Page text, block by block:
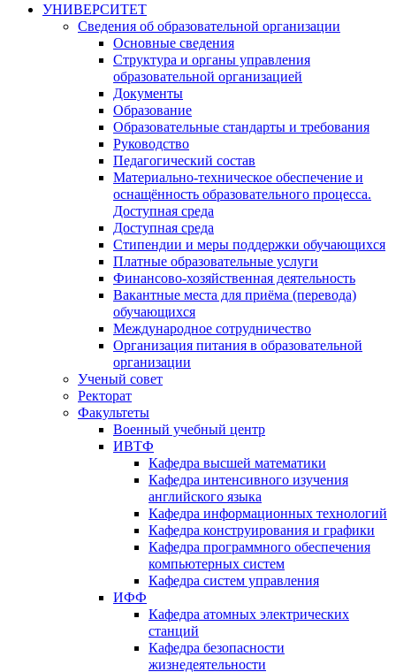
УНИВЕРСИТЕТ
Сведения об образовательной организации
Основные сведения
Структура и органы управления
образовательной организацией
Документы
Образование
Образовательные стандарты и требования
Руководство
Педагогический состав
Материально-техническое обеспечение и
оснащённость образовательного процесса.
Доступная среда
Доступная среда
Стипендии и меры поддержки обучающихся
Платные образовательные услуги
Финансово-хозяйственная деятельность
Вакантные места для приёма (перевода)
обучающихся
Международное сотрудничество
Организация питания в образовательной
организации
Ученый совет
Ректорат
Факультеты
Военный учебный центр
ИВТФ
Кафедра высшей математики
Кафедра интенсивного изучения
английского языка
Кафедра информационных технологий
Кафедра конструирования и графики
Кафедра программного обеспечения
компьютерных систем
Кафедра систем управления
ИФФ
Кафедра атомных электрических
станций
Кафедра безопасности
жизнедеятельности